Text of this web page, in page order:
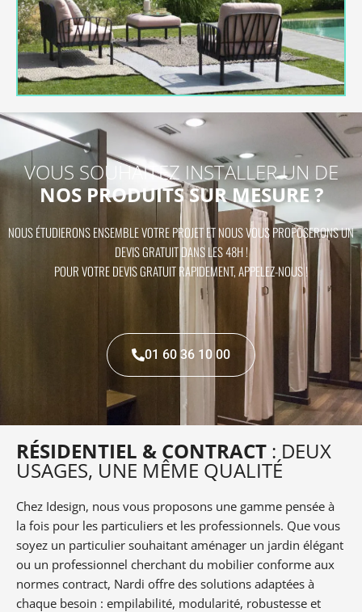
VOUS SOUHAITEZ INSTALLER UN DE
NOS PRODUITS SUR MESURE ?
NOUS ÉTUDIERONS ENSEMBLE VOTRE PROJET ET NOUS VOUS PROPOSERONS UN
DEVIS GRATUIT DANS LES 48H !
POUR VOTRE DEVIS GRATUIT RAPIDEMENT, APPELEZ-NOUS !
01 60 36 10 00
RÉSIDENTIEL & CONTRACT : DEUX
USAGES, UNE MÊME QUALITÉ
Chez Idesign, nous vous proposons une gamme pensée à
la fois pour les particuliers et les professionnels. Que vous
soyez un particulier souhaitant aménager un jardin élégant
ou un professionnel cherchant du mobilier conforme aux
normes contract, Nardi offre des solutions adaptées à
chaque besoin : empilabilité, modularité, robustesse et